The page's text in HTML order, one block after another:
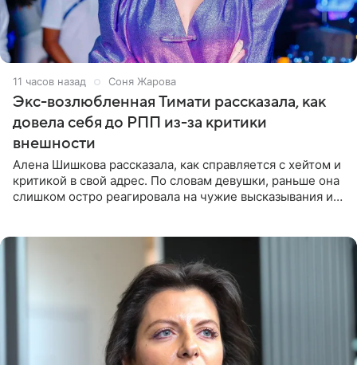
11 часов назад Соня Жарова
Экс-возлюбленная Тимати рассказала, как
довела себя до РПП из-за критики
внешности
Алена Шишкова рассказала, как справляется с хейтом и
критикой в свой адрес. По словам девушки, раньше она
слишком остро реагировала на чужие высказывания и